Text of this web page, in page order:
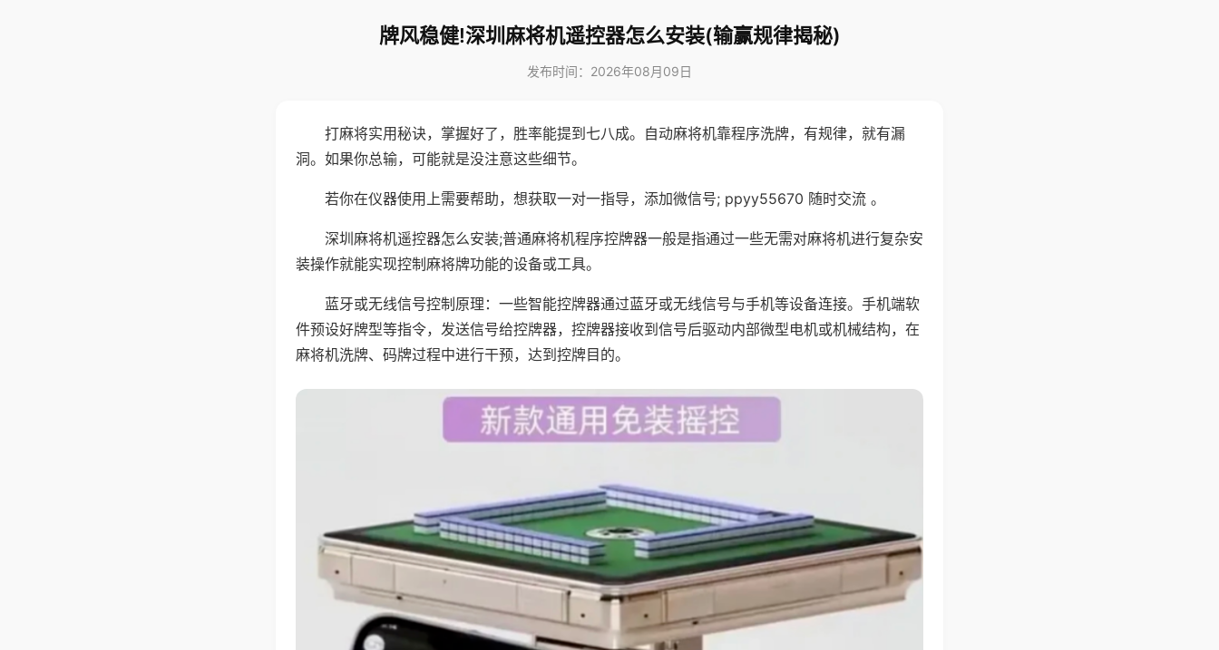
牌风稳健!深圳麻将机遥控器怎么安装(输赢规律揭秘)
发布时间：2026年08月09日
打麻将实用秘诀，掌握好了，胜率能提到七八成。自动麻将机靠程序洗牌，有规律，就有漏
洞。如果你总输，可能就是没注意这些细节。
若你在仪器使用上需要帮助，想获取一对一指导，添加微信号; ppyy55670 随时交流 。
深圳麻将机遥控器怎么安装;普通麻将机程序控牌器一般是指通过一些无需对麻将机进行复杂安
装操作就能实现控制麻将牌功能的设备或工具。
蓝牙或无线信号控制原理：一些智能控牌器通过蓝牙或无线信号与手机等设备连接。手机端软
件预设好牌型等指令，发送信号给控牌器，控牌器接收到信号后驱动内部微型电机或机械结构，在
麻将机洗牌、码牌过程中进行干预，达到控牌目的。